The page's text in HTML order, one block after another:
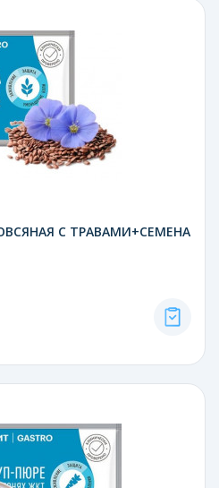
С ТРАВАМИ+СЕМЕНА